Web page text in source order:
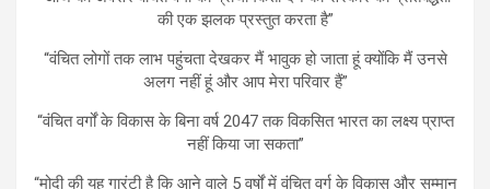
की एक झलक प्रस्तुत करता है”
“वंचित लोगों तक लाभ पहुंचता देखकर मैं भावुक हो जाता हूं क्योंकि मैं उनसे
अलग नहीं हूं और आप मेरा परिवार हैं”
“वंचित वर्गों के विकास के बिना वर्ष 2047 तक विकसित भारत का लक्ष्य प्राप्त
नहीं किया जा सकता”
“मोदी की यह गारंटी है कि आने वाले 5 वर्षों में वंचित वर्ग के विकास और सम्मान